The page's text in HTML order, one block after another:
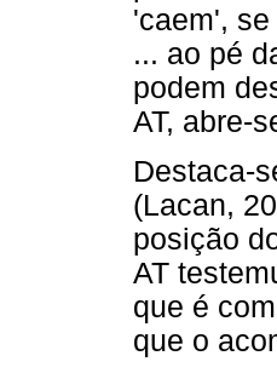
'caem',
... ao pé
podem
AT, abre-
Destaca-
(Lacan,
posição
AT
que é
que o